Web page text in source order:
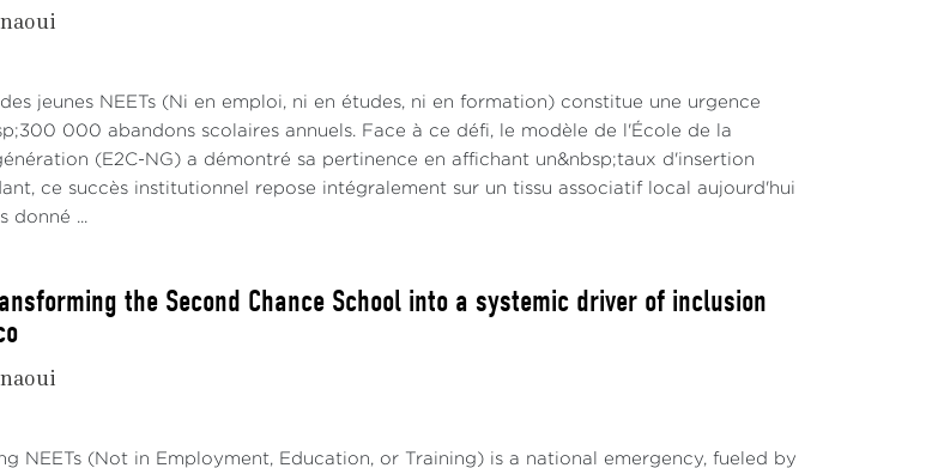
jeunes NEETs (Ni en emploi, ni en études, ni en formation) constitue une urgence
000 abandons scolaires annuels. Face à ce défi, le modèle de l'École de la
(E2C-NG) a démontré sa pertinence en affichant un&nbsp;taux d'insertion
ce succès institutionnel repose intégralement sur un tissu associatif local aujourd'hui
donné ...
the Second Chance School into a systemic driver of inclusion
NEETs (Not in Employment, Education, or Training) is a national emergency, fueled by